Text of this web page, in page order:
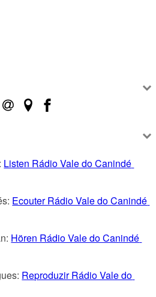
Listen Rádio Vale do Canindé
Ecouter Rádio Vale do Canindé
Hören Rádio Vale do Canindé
Reproduzir Rádio Vale do